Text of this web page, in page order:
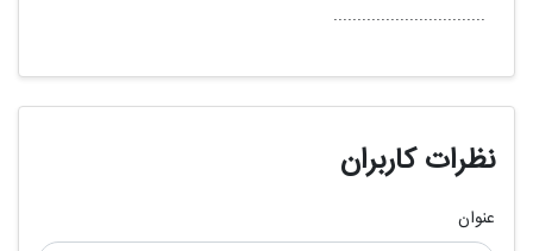
................................
نظرات کاربران
عنوان